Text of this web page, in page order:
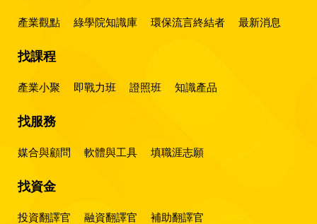
產業觀點 綠學院知識庫 環保流言終結者 最新消息
找課程
產業小聚 即戰力班 證照班 知識產品
找服務
媒合與顧問 軟體與工具 填職涯志願
找資金
投資翻譯官 融資翻譯官 補助翻譯官